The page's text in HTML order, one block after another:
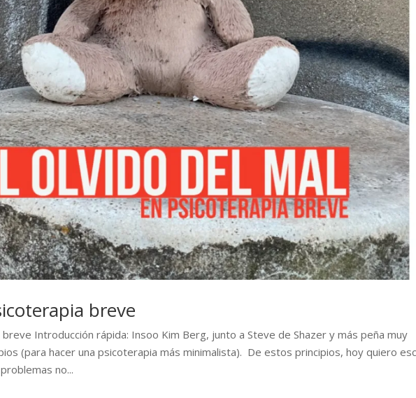
breve
Introducción rápida: Insoo Kim Berg, junto a Steve de Shazer y más peña muy
(para hacer una psicoterapia más minimalista). De estos principios, hoy quiero
no...